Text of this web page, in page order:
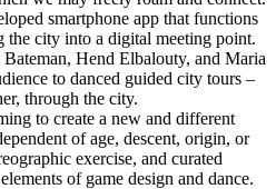
smartphone app that functions
the city into a digital meeting point.
Hend Elbalouty, and Maria
to danced guided city tours –
through the city.
to create a new and different
of age, descent, origin, or
exercise, and curated
of game design and dance.